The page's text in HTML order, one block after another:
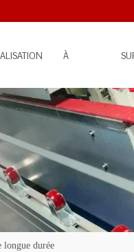
À
PROPOS
longue durée